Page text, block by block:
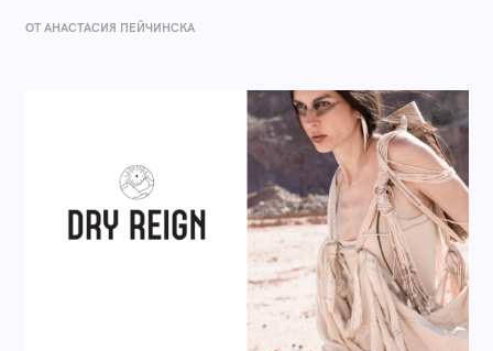
ОТ AНАСТАСИЯ ПЕЙЧИНСКА